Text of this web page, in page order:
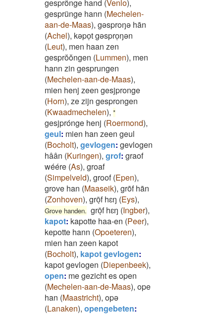
gesprönge hand (Venlo),
gesprünge hann (Mechelen-
aan-de-Maas), gəsproŋə hān
(Achel), kəpoͅt gəsproͅŋən
(Leut), men haan zen
gesprŏŏngen (Lummen), men
hann zin gesprungen
(Mechelen-aan-de-Maas),
mien henj zeen gesjpronge
(Horn), ze zijn gesprongen
(Kwaadmechelen), *
gesjprónge henj (Roermond),
geul: mien han zeen geul
(Bocholt), gevlogen: gevlogen
hâân (Kuringen), grof: graof
wéére (As), groaf
(Simpelveld), groof(Epen),
grove han (Maaseik), grōf hān
(Zonhoven), grōͅf hɛŋ (Eys),
Grove handen. grōͅf hɛŋ (Ingber),
kapot: kapotte haa-en (Peer),
kepotte hann (Opoeteren),
mien han zeen kapot
(Bocholt), kapot gevlogen:
kapot gevlogen (Diepenbeek),
open: me gezicht es open
(Mechelen-aan-de-Maas), ope
han (Maastricht), opə
(Lanaken), opengebeten: